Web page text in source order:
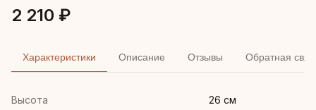
2 210 ₽
Характеристики Описание Отзывы Обратная
Высота 26 см